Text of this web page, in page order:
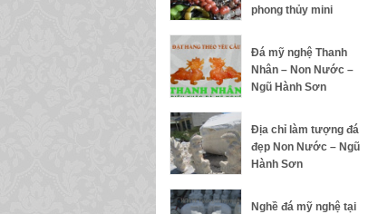
phong thủy mini
Đá mỹ nghệ Thanh
Nhân – Non Nước –
Ngũ Hành Sơn
Địa chỉ làm tượng đá
đẹp Non Nước – Ngũ
Hành Sơn
Nghề đá mỹ nghệ tại